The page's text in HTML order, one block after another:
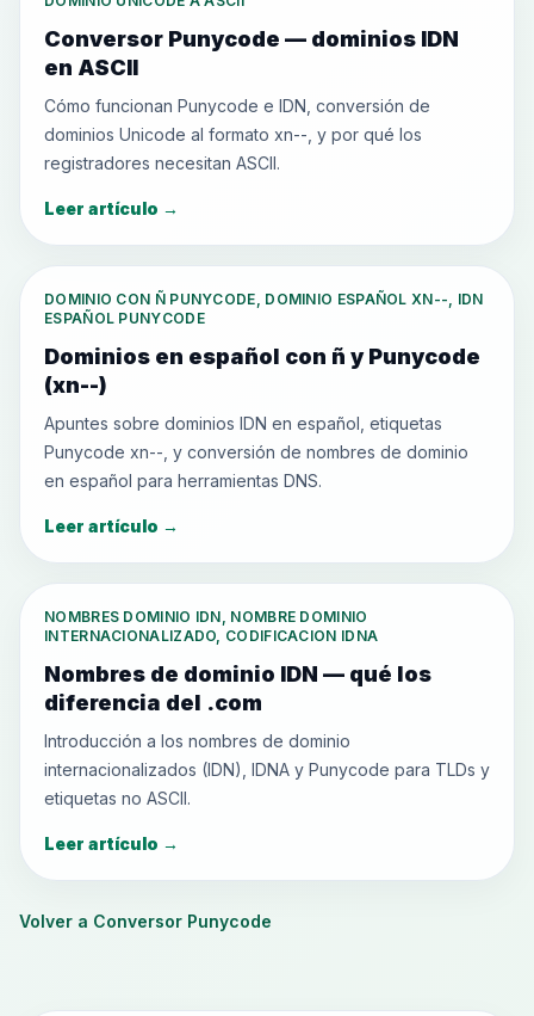
Conversor Punycode — dominios IDN
en ASCII
Cómo funcionan Punycode e IDN, conversión de
dominios Unicode al formato xn--, y por qué los
registradores necesitan ASCII.
Leer artículo →
DOMINIO CON Ñ PUNYCODE, DOMINIO ESPAÑOL XN--, IDN
ESPAÑOL PUNYCODE
Dominios en español con ñ y Punycode
(xn--)
Apuntes sobre dominios IDN en español, etiquetas
Punycode xn--, y conversión de nombres de dominio
en español para herramientas DNS.
Leer artículo →
NOMBRES DOMINIO IDN, NOMBRE DOMINIO
INTERNACIONALIZADO, CODIFICACION IDNA
Nombres de dominio IDN — qué los
diferencia del .com
Introducción a los nombres de dominio
internacionalizados (IDN), IDNA y Punycode para TLDs y
etiquetas no ASCII.
Leer artículo →
Volver a Conversor Punycode